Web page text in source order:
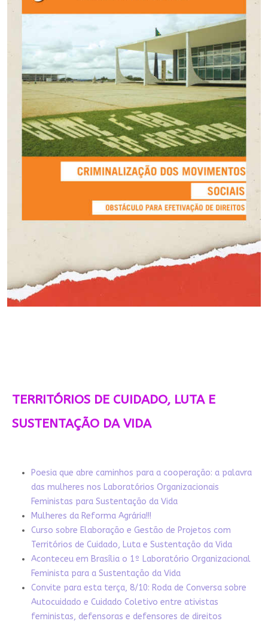
TERRITÓRIOS DE CUIDADO, LUTA E
SUSTENTAÇÃO DA VIDA
Poesia que abre caminhos para a cooperação: a palavra
das mulheres nos Laboratórios Organizacionais
Feministas para Sustentação da Vida
Mulheres da Reforma Agrária!!!
Curso sobre Elaboração e Gestão de Projetos com
Territórios de Cuidado, Luta e Sustentação da Vida
Aconteceu em Brasília o 1º Laboratório Organizacional
Feminista para a Sustentação da Vida
Convite para esta terça, 8/10: Roda de Conversa sobre
Autocuidado e Cuidado Coletivo entre ativistas
feministas, defensoras e defensores de direitos